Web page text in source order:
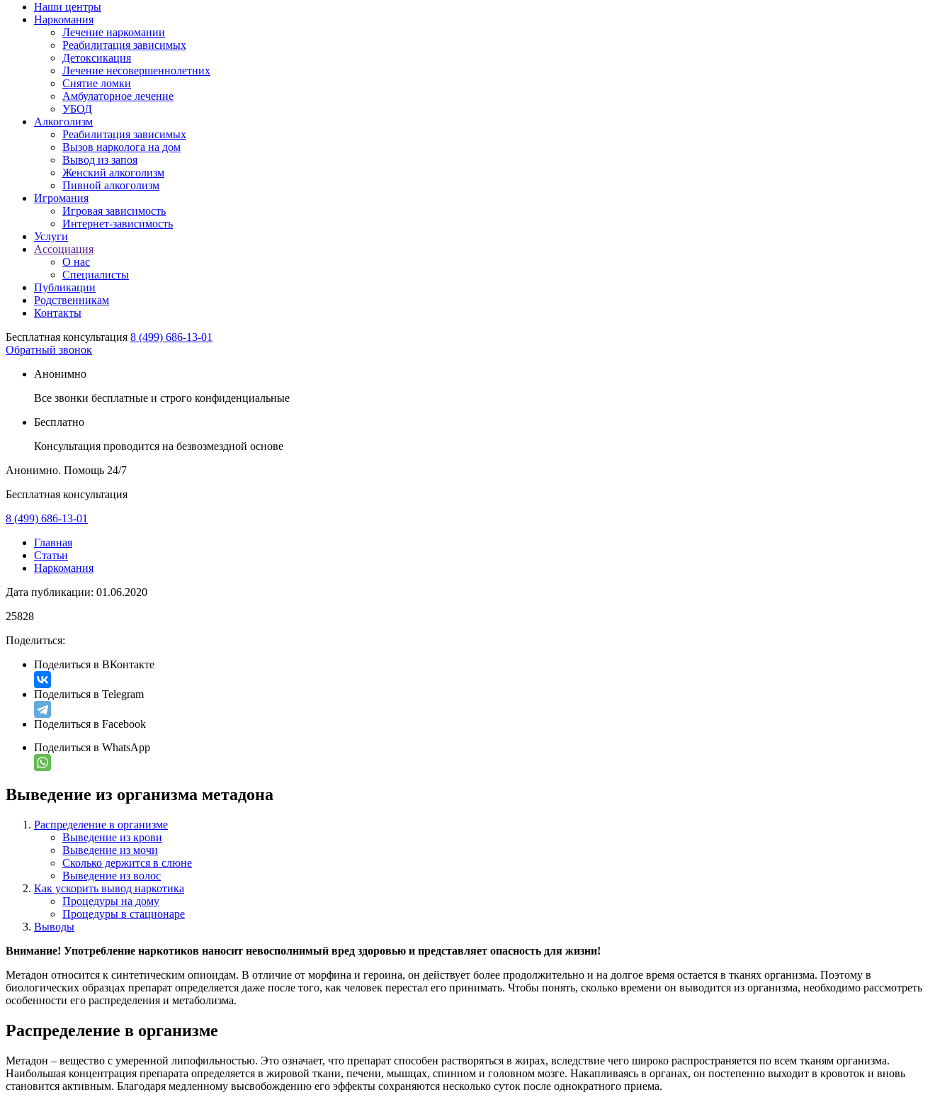
Наши центры
Наркомания
Лечение наркомании
Реабилитация зависимых
Детоксикация
Лечение несовершеннолетних
Снятие ломки
Амбулаторное лечение
УБОД
Алкоголизм
Реабилитация зависимых
Вызов нарколога на дом
Вывод из запоя
Женский алкоголизм
Пивной алкоголизм
Игромания
Игровая зависимость
Интернет-зависимость
Услуги
Ассоциация
О нас
Специалисты
Публикации
Родственникам
Контакты
Бесплатная консультация 8 (499) 686-13-01
Обратный звонок
Анонимно
Все звонки бесплатные и строго конфиденциальные
Бесплатно
Консультация проводится на безвозмездной основе
Анонимно. Помощь 24/7
Бесплатная консультация
8 (499) 686-13-01
Главная
Статьи
Наркомания
Дата публикации: 01.06.2020
25828
Поделиться:
Поделиться в ВКонтакте
Поделиться в Telegram
Поделиться в Facebook
Поделиться в WhatsApp
Выведение из организма метадона
Распределение в организме
Выведение из крови
Выведение из мочи
Сколько держится в слюне
Выведение из волос
Как ускорить вывод наркотика
Процедуры на дому
Процедуры в стационаре
Выводы
Внимание! Употребление наркотиков наносит невосполнимый вред здоровью и представляет опасность для жизни!
Метадон относится к синтетическим опиоидам. В отличие от морфина и героина, он действует более продолжительно и на долгое время остается в тканях организма. Поэтому в
биологических образцах препарат определяется даже после того, как человек перестал его принимать. Чтобы понять, сколько времени он выводится из организма, необходимо рассмотреть
особенности его распределения и метаболизма.
Распределение в организме
Метадон – вещество с умеренной липофильностью. Это означает, что препарат способен растворяться в жирах, вследствие чего широко распространяется по всем тканям организма.
Наибольшая концентрация препарата определяется в жировой ткани, печени, мышцах, спинном и головном мозге. Накапливаясь в органах, он постепенно выходит в кровоток и вновь
становится активным. Благодаря медленному высвобождению его эффекты сохраняются несколько суток после однократного приема.